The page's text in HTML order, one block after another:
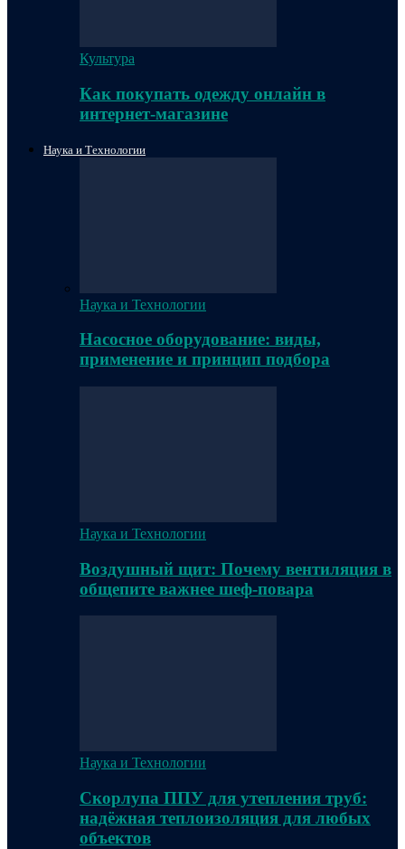
Культура
Как покупать одежду онлайн в
интернет-магазине
Наука и Технологии
Наука и Технологии
Насосное оборудование: виды,
применение и принцип подбора
Наука и Технологии
Воздушный щит: Почему вентиляция в
общепите важнее шеф-повара
Наука и Технологии
Скорлупа ППУ для утепления труб:
надёжная теплоизоляция для любых
объектов